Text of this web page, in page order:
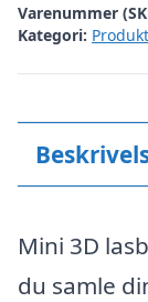
Varenummer
Kategori:
Mini 3D
du samle